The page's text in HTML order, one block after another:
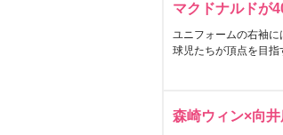
マクドナルドが
ユニフォームの右袖
球児たちが頂点を目指
森崎ウィン×向井